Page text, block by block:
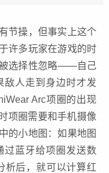
节操，但事实上这个
许多玩家在游戏的时
被选择性忽略——自己
敌人走到身边时才发
Arc项圈的出现
项圈需要和手机摄像
的小地图：如果地图
过蓝牙给项圈发送数
析后，就可以计算红